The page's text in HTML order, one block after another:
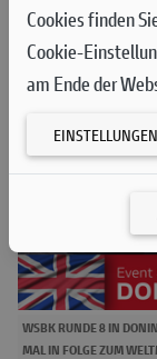
WSBK RUNDE 8 IN
MAL IN FOLGE ZUM
Cookies finden
Cookie-
am Ende der
EINSTELLUNGEN